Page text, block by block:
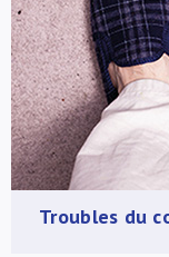
Troubles du